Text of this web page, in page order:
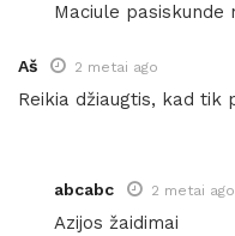
Maciule
Aš 2 metai ago
Reikia džiaugtis, kad tik
abcabc 2 metai ago
Azijos žaidimai